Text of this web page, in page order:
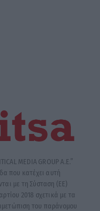
MEDIA GROUP A.E.”
που κατέχει αυτή
με τη Σύσταση (ΕΕ)
2018 σχετικά με τα
του παράνομου